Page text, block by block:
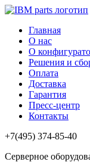
Главная
О нас
О
Решения и
Оплата
Доставка
Гарантия
Пресс-центр
Контакты
+7(495) 374-85-40
Серверное